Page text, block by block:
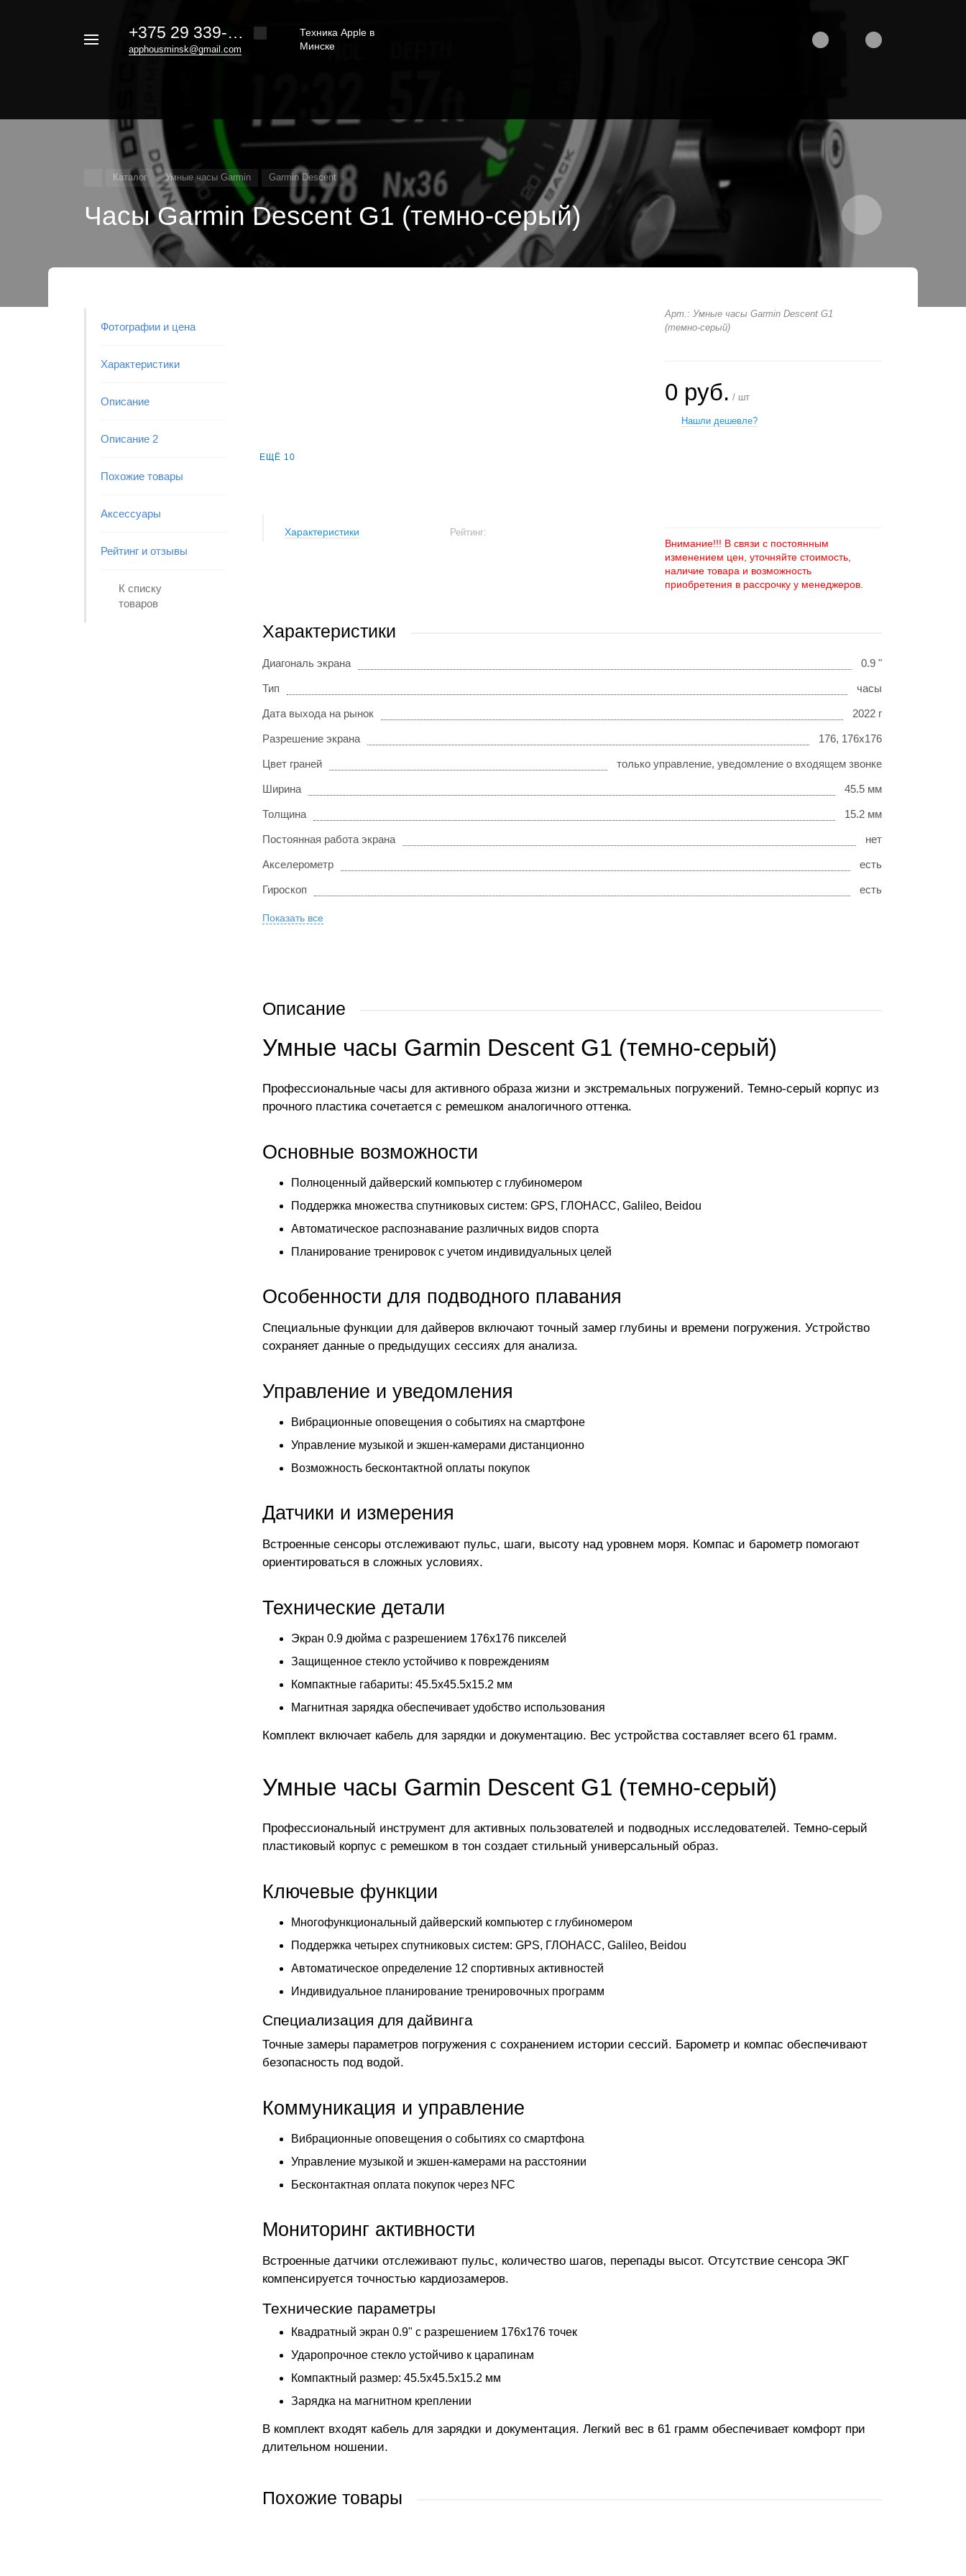
+375 29 339-20-30
apphousminsk@gmail.com
Техника Apple в
Минске
Каталог Умные часы Garmin Garmin Descent
Часы Garmin Descent G1 (темно-серый)
Фотографии и цена
Характеристики
Описание
Описание 2
Похожие товары
Аксессуары
Рейтинг и отзывы
К списку
товаров
ЕЩЁ 10
Характеристики Рейтинг:
Арт.: Умные часы Garmin Descent G1
(темно-серый)
0 руб. / шт
Нашли дешевле?
Внимание!!! В связи с постоянным
изменением цен, уточняйте стоимость,
наличие товара и возможность
приобретения в рассрочку у менеджеров.
Характеристики
Диагональ экрана 0.9 "
Тип часы
Дата выхода на рынок 2022 г
Разрешение экрана 176, 176x176
Цвет граней только управление, уведомление о входящем звонке
Ширина 45.5 мм
Толщина 15.2 мм
Постоянная работа экрана нет
Акселерометр есть
Гироскоп есть
Показать все
Описание
Умные часы Garmin Descent G1 (темно-серый)
Профессиональные часы для активного образа жизни и экстремальных погружений. Темно-серый корпус из
прочного пластика сочетается с ремешком аналогичного оттенка.
Основные возможности
Полноценный дайверский компьютер с глубиномером
Поддержка множества спутниковых систем: GPS, ГЛОНАСС, Galileo, Beidou
Автоматическое распознавание различных видов спорта
Планирование тренировок с учетом индивидуальных целей
Особенности для подводного плавания
Специальные функции для дайверов включают точный замер глубины и времени погружения. Устройство
сохраняет данные о предыдущих сессиях для анализа.
Управление и уведомления
Вибрационные оповещения о событиях на смартфоне
Управление музыкой и экшен-камерами дистанционно
Возможность бесконтактной оплаты покупок
Датчики и измерения
Встроенные сенсоры отслеживают пульс, шаги, высоту над уровнем моря. Компас и барометр помогают
ориентироваться в сложных условиях.
Технические детали
Экран 0.9 дюйма с разрешением 176x176 пикселей
Защищенное стекло устойчиво к повреждениям
Компактные габариты: 45.5x45.5x15.2 мм
Магнитная зарядка обеспечивает удобство использования
Комплект включает кабель для зарядки и документацию. Вес устройства составляет всего 61 грамм.
Умные часы Garmin Descent G1 (темно-серый)
Профессиональный инструмент для активных пользователей и подводных исследователей. Темно-серый
пластиковый корпус с ремешком в тон создает стильный универсальный образ.
Ключевые функции
Многофункциональный дайверский компьютер с глубиномером
Поддержка четырех спутниковых систем: GPS, ГЛОНАСС, Galileo, Beidou
Автоматическое определение 12 спортивных активностей
Индивидуальное планирование тренировочных программ
Специализация для дайвинга
Точные замеры параметров погружения с сохранением истории сессий. Барометр и компас обеспечивают
безопасность под водой.
Коммуникация и управление
Вибрационные оповещения о событиях со смартфона
Управление музыкой и экшен-камерами на расстоянии
Бесконтактная оплата покупок через NFC
Мониторинг активности
Встроенные датчики отслеживают пульс, количество шагов, перепады высот. Отсутствие сенсора ЭКГ
компенсируется точностью кардиозамеров.
Технические параметры
Квадратный экран 0.9" с разрешением 176x176 точек
Ударопрочное стекло устойчиво к царапинам
Компактный размер: 45.5x45.5x15.2 мм
Зарядка на магнитном креплении
В комплект входят кабель для зарядки и документация. Легкий вес в 61 грамм обеспечивает комфорт при
длительном ношении.
Похожие товары